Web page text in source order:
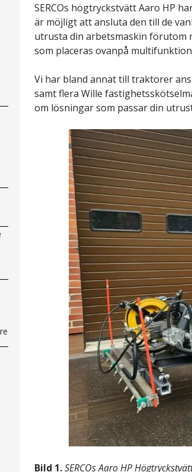
SERCOs högtryckstvätt Aaro HP
är möjligt att ansluta den till de
utrusta din arbetsmaskin förutom
som placeras ovanpå
Vi har bland annat till traktorer
samt flera Wille
om lösningar som passar din
Bild 1.SERCOs Aaro HP